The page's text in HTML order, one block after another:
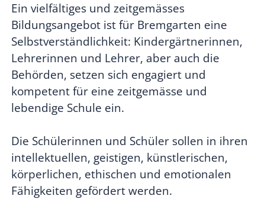
Ein vielfältiges und zeitgemässes
Bildungsangebot ist für Bremgarten eine
Selbstverständlichkeit: Kindergärtnerinnen,
Lehrerinnen und Lehrer, aber auch die
Behörden, setzen sich engagiert und
kompetent für eine zeitgemässe und
lebendige Schule ein.
Die Schülerinnen und Schüler sollen in ihren
intellektuellen, geistigen, künstlerischen,
körperlichen, ethischen und emotionalen
Fähigkeiten gefördert werden.